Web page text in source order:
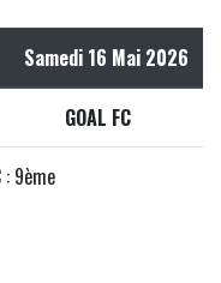
Samedi 16 Mai 2026
GOAL FC
: 9ème